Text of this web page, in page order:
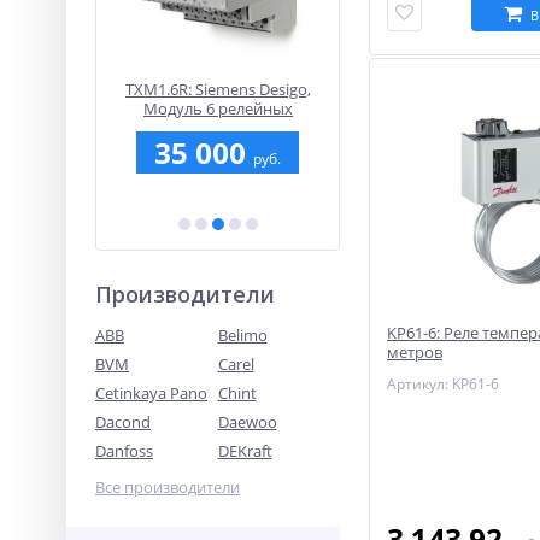
TXM1.6R: Siemens Desigo,
Модуль 6 релейных
выходов
35 000 руб.
Siemens - 3-х
cедельный, PN16,
12 237.03
Производители
ABB
Belimo
BVM
Carel
Cetinkaya Pano Chint
Dacond
Daewoo
Danfoss
DEKraft
Все производители
KP61-6: Реле
метров
Артикул: KP61-6